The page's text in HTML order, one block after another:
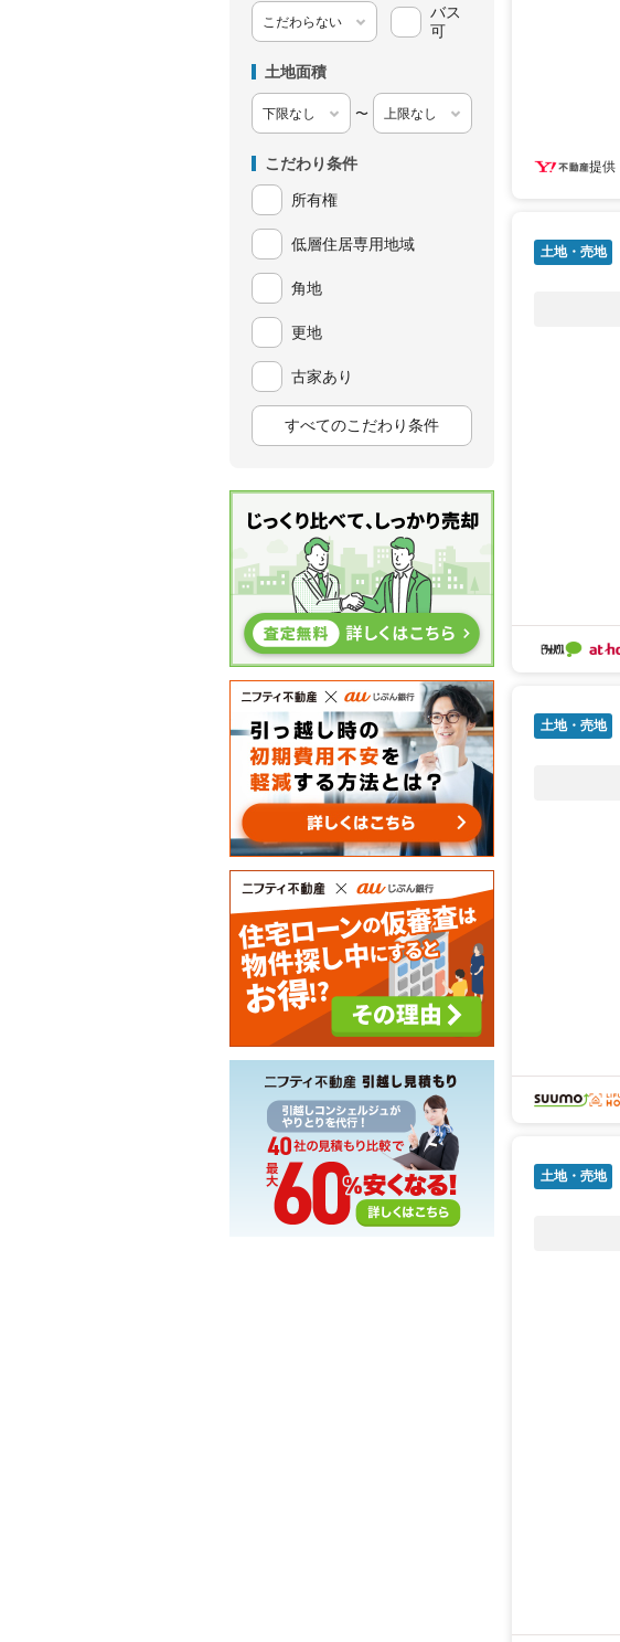
バス
可
土地面積
〜
こだわり条件
所有権
低層住居専用地域
角地
更地
古家あり
すべてのこだわり条件
提供
土地・売地
土地・売地
土地・売地